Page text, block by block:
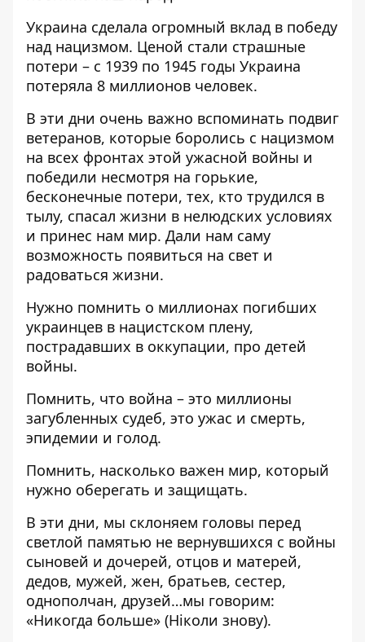
Украина сделала огромный вклад в победу
над нацизмом. Ценой стали страшные
потери – с 1939 по 1945 годы Украина
потеряла 8 миллионов человек.
В эти дни очень важно вспоминать подвиг
ветеранов, которые боролись с нацизмом
на всех фронтах этой ужасной войны и
победили несмотря на горькие,
бесконечные потери, тех, кто трудился в
тылу, спасал жизни в нелюдских условиях
и принес нам мир. Дали нам саму
возможность появиться на свет и
радоваться жизни.
Нужно помнить о миллионах погибших
украинцев в нацистском плену,
пострадавших в оккупации, про детей
войны.
Помнить, что война – это миллионы
загубленных судеб, это ужас и смерть,
эпидемии и голод.
Помнить, насколько важен мир, который
нужно оберегать и защищать.
В эти дни, мы склоняем головы перед
светлой памятью не вернувшихся с войны
сыновей и дочерей, отцов и матерей,
дедов, мужей, жен, братьев, сестер,
однополчан, друзей…мы говорим:
«Никогда больше» (Ніколи знову).